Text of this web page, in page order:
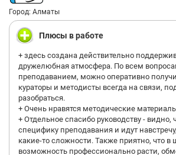
Город: Алматы
Плюсы в работе
+ здесь создана действительно
дружелюбная атмосфера. По всем
преподаванием, можно оперативно
кураторы и методисты всегда на связи,
разобраться.
+ Очень нравятся методические
+ Отдельное спасибо руководству -
специфику преподавания и идут
какие-то сложности. Также приятно, что в
возможность профессионально расти,